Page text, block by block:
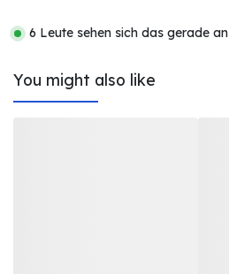
6 Leute sehen sich das gerade an
You might also like